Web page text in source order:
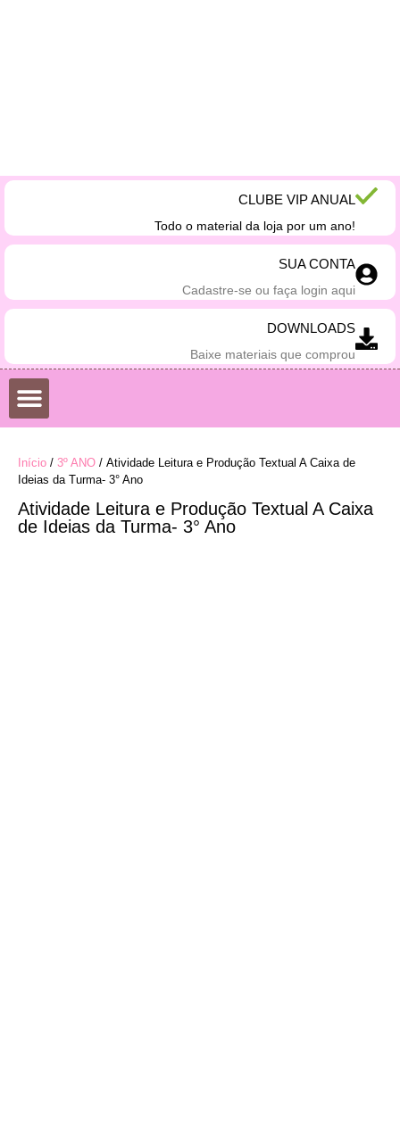
CLUBE VIP ANUAL
Todo o material da loja por um ano!
SUA CONTA
Cadastre-se ou faça login aqui
DOWNLOADS
Baixe materiais que comprou
Início / 3º ANO / Atividade Leitura e Produção Textual A Caixa de
Ideias da Turma- 3° Ano
Atividade Leitura e Produção Textual A Caixa
de Ideias da Turma- 3° Ano